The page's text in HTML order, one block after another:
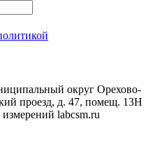
округ Орехово-
проезд, д. 47, помещ. 13Н
labcsm.ru